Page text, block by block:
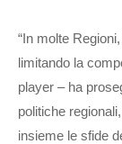
“In molte
limitando la
player – ha
politiche
insieme le sfide